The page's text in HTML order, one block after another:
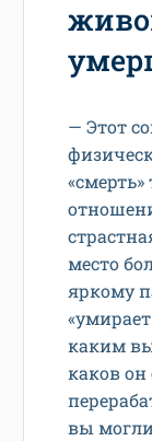
— Этот
место
яркому
каким вы
каков он
вы